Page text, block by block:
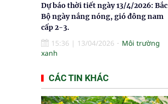
Dự báo thời tiết ngày 13/4/2026: Bắc
Bộ ngày nắng nóng, gió đông nam
cấp 2-3.
15:36 | 13/04/2026
Môi trường
xanh
CÁC TIN KHÁC